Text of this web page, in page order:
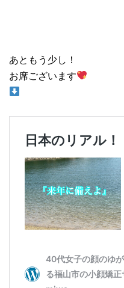
あともう少し！
お席ございます